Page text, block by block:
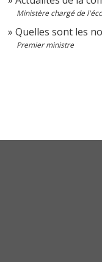
Ministère chargé de
Quelles sont les
Premier ministre